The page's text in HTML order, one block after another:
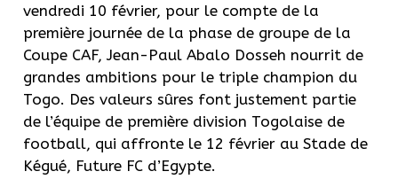
vendredi 10 février, pour le compte de la
première journée de la phase de groupe de la
Coupe CAF, Jean-Paul Abalo Dosseh nourrit de
grandes ambitions pour le triple champion du
Togo. Des valeurs sûres font justement partie
de l’équipe de première division Togolaise de
football, qui affronte le 12 février au Stade de
Kégué, Future FC d’Egypte.